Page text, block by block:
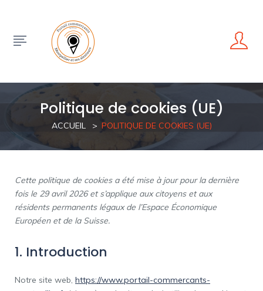
Politique de cookies (UE)
ACCUEIL POLITIQUE DE COOKIES (UE)
Cette politique de cookies a été mise à jour pour la dernière
fois le 29 avril 2026 et s’applique aux citoyens et aux
résidents permanents légaux de l’Espace Économique
Européen et de la Suisse.
1. Introduction
Notre site web, https://www.portail-commercants-